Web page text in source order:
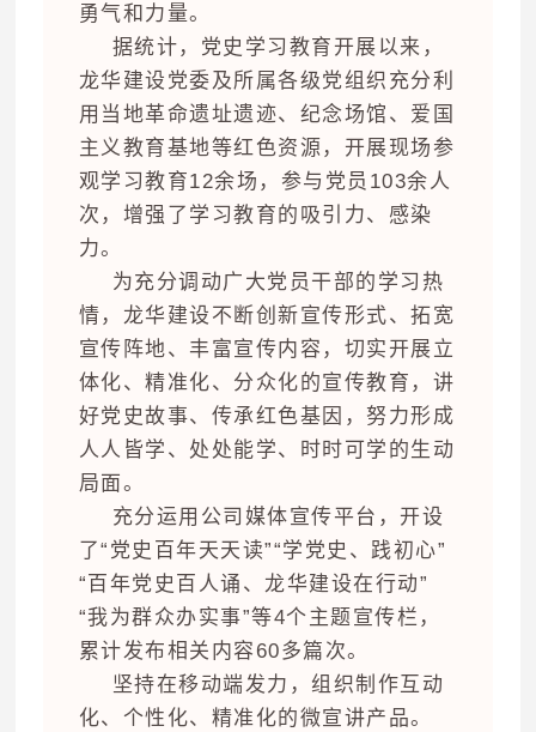
勇气和力量。
据统计，党史学习教育开展以来，
龙华建设党委及所属各级党组织充分利
用当地革命遗址遗迹、纪念场馆、爱国
主义教育基地等红色资源，开展现场参
观学习教育12余场，参与党员103余人
次，增强了学习教育的吸引力、感染
力。
为充分调动广大党员干部的学习热
情，龙华建设不断创新宣传形式、拓宽
宣传阵地、丰富宣传内容，切实开展立
体化、精准化、分众化的宣传教育，讲
好党史故事、传承红色基因，努力形成
人人皆学、处处能学、时时可学的生动
局面。
充分运用公司媒体宣传平台，开设
了“党史百年天天读”“学党史、践初心”
“百年党史百人诵、龙华建设在行动”
“我为群众办实事”等4个主题宣传栏，
累计发布相关内容60多篇次。
坚持在移动端发力，组织制作互动
化、个性化、精准化的微宣讲产品。